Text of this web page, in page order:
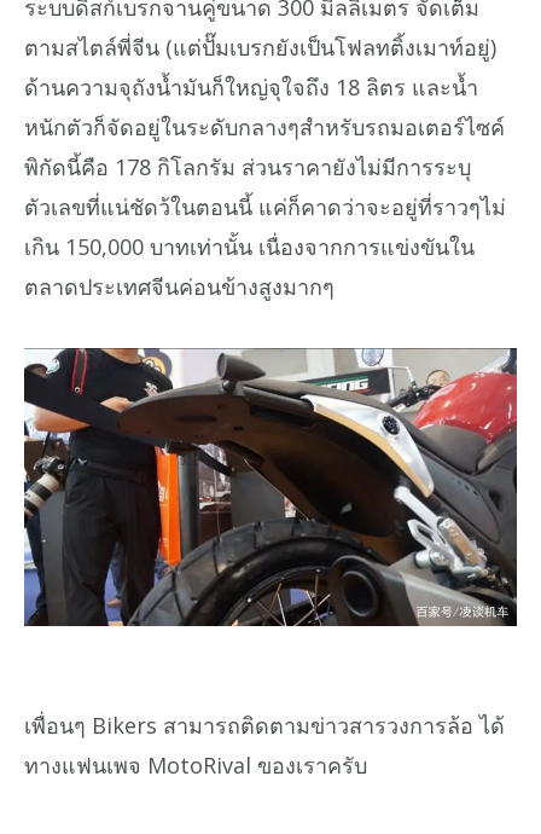
ระบบดิสก์เบรกจานคู่ขนาด 300 มิลลิเมตร จัดเต็ม
ตามสไตล์พี่จีน (แต่ปั๊มเบรกยังเป็นโฟลทติ้งเมาท์อยู่)
ด้านความจุถังน้ำมันก็ใหญ่จุใจถึง 18 ลิตร และน้ำ
หนักตัวก็จัดอยู่ในระดับกลางๆสำหรับรถมอเตอร์ไซค์
พิกัดนี้คือ 178 กิโลกรัม ส่วนราคายังไม่มีการระบุ
ตัวเลขที่แน่ชัดว้ในตอนนี้ แค่ก็คาดว่าจะอยู่ที่ราวๆไม่
เกิน 150,000 บาทเท่านั้น เนื่องจากการแข่งขันใน
ตลาดประเทศจีนค่อนข้างสูงมากๆ
เพื่อนๆ Bikers สามารถติดตามข่าวสารวงการล้อ ได้
ทางแฟนเพจ MotoRival ของเราครับ